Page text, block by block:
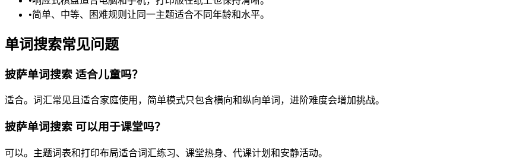
•简单、中等、困难规则让同一主题适合不同年龄和水平。
单词搜索常见问题
披萨单词搜索 适合儿童吗？
适合。词汇常见且适合家庭使用，简单模式只包含横向和纵向单词，进阶难度会增加挑战。
披萨单词搜索 可以用于课堂吗？
可以。主题词表和打印布局适合词汇练习、课堂热身、代课计划和安静活动。